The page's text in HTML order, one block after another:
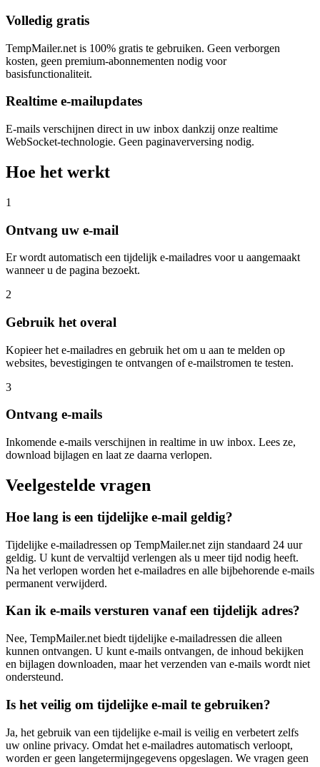
Volledig gratis
TempMailer.net is 100% gratis te gebruiken. Geen verborgen
kosten, geen premium-abonnementen nodig voor
basisfunctionaliteit.
Realtime e-mailupdates
E-mails verschijnen direct in uw inbox dankzij onze realtime
WebSocket-technologie. Geen paginaverversing nodig.
Hoe het werkt
1
Ontvang uw e-mail
Er wordt automatisch een tijdelijk e-mailadres voor u aangemaakt
wanneer u de pagina bezoekt.
2
Gebruik het overal
Kopieer het e-mailadres en gebruik het om u aan te melden op
websites, bevestigingen te ontvangen of e-mailstromen te testen.
3
Ontvang e-mails
Inkomende e-mails verschijnen in realtime in uw inbox. Lees ze,
download bijlagen en laat ze daarna verlopen.
Veelgestelde vragen
Hoe lang is een tijdelijke e-mail geldig?
Tijdelijke e-mailadressen op TempMailer.net zijn standaard 24 uur
geldig. U kunt de vervaltijd verlengen als u meer tijd nodig heeft.
Na het verlopen worden het e-mailadres en alle bijbehorende e-mails
permanent verwijderd.
Kan ik e-mails versturen vanaf een tijdelijk adres?
Nee, TempMailer.net biedt tijdelijke e-mailadressen die alleen
kunnen ontvangen. U kunt e-mails ontvangen, de inhoud bekijken
en bijlagen downloaden, maar het verzenden van e-mails wordt niet
ondersteund.
Is het veilig om tijdelijke e-mail te gebruiken?
Ja, het gebruik van een tijdelijke e-mail is veilig en verbetert zelfs
uw online privacy. Omdat het e-mailadres automatisch verloopt,
worden er geen langetermijngegevens opgeslagen. We vragen geen